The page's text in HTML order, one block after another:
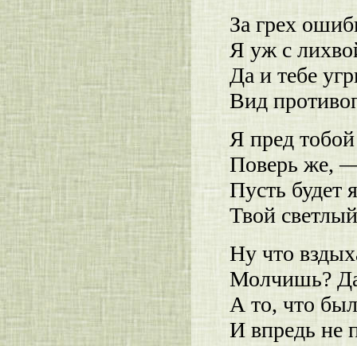
За грех
Я уж с
Да и тебе
Вид
Я пред
Поверь же,
Пусть будет
Твой
Ну что
Молчишь?
А то, что
И впредь не